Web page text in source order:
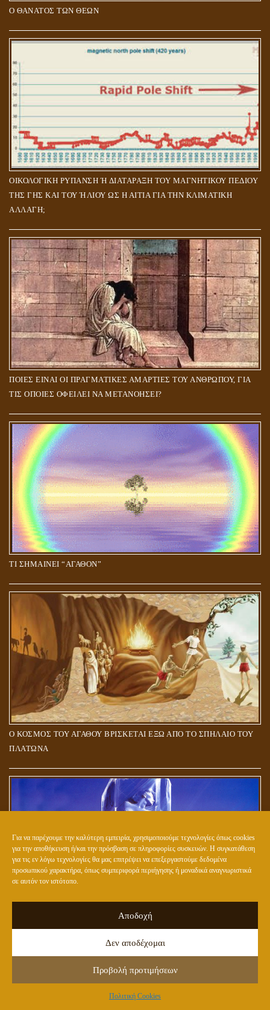
Για να παρέχουμε την καλύτερη εμπειρία, χρησιμοποιούμε τεχνολογίες όπως cookies
για την αποθήκευση ή/και την πρόσβαση σε πληροφορίες συσκευών. Η συγκατάθεση
για τις εν λόγω τεχνολογίες θα μας επιτρέψει να επεξεργαστούμε δεδομένα
προσωπικού χαρακτήρα, όπως συμπεριφορά περιήγησης ή μοναδικά αναγνωριστικά
σε αυτόν τον ιστότοπο.
Αποδοχή
Δεν αποδέχομαι
Προβολή προτιμήσεων
Πολιτική Cookies
Ο ΘΑΝΑΤΟΣ ΤΩΝ ΘΕΩΝ
ΟΙΚΟΛΟΓΙΚΗ ΡΥΠΑΝΣΗ Ή ΔΙΑΤΑΡΑΞΗ ΤΟΥ ΜΑΓΝΗΤΙΚΟΥ ΠΕΔΙΟΥ
ΤΗΣ ΓΗΣ ΚΑΙ ΤΟΥ ΉΛΙΟΥ ΩΣ Η ΑΙΤΙΑ ΓΙΑ ΤΗΝ ΚΛΙΜΑΤΙΚΗ
ΑΛΛΑΓΗ;
ΠΟΙΕΣ ΕΙΝΑΙ ΟΙ ΠΡΑΓΜΑΤΙΚΕΣ ΑΜΑΡΤΙΕΣ ΤΟΥ ΑΝΘΡΩΠΟΥ, ΓΙΑ
ΤΙΣ ΟΠΟΙΕΣ ΟΦΕΙΛΕΙ ΝΑ ΜΕΤΑΝΟΗΣΕΙ?
ΤΙ ΣΗΜΑΙΝΕΙ “ΑΓΑΘΟΝ”
Ο ΚΟΣΜΟΣ ΤΟΥ ΑΓΑΘΟΥ ΒΡΙΣΚΕΤΑΙ ΕΞΩ ΑΠΟ ΤΟ ΣΠΗΛΑΙΟ ΤΟΥ
ΠΛΑΤΩΝΑ
ΕΤΟΙΜΑΖΟΥΝ ΤΟ ΝΕΟ (ΥΒΡΙΔΙΚΟ) ΕΙΔΟΣ ΑΝΘΡΩΠΟΥ;